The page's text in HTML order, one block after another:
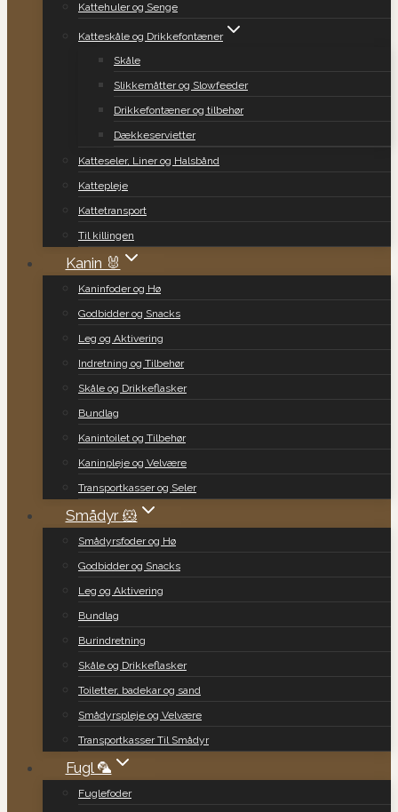
Kattehuler og Senge
Katteskåle og Drikkefontæner
Skåle
Slikkemåtter og Slowfeeder
Drikkefontæner og tilbehør
Dækkeservietter
Katteseler, Liner og Halsbånd
Kattepleje
Kattetransport
Til killingen
Kanin 🐰
Kaninfoder og Hø
Godbidder og Snacks
Leg og Aktivering
Indretning og Tilbehør
Skåle og Drikkeflasker
Bundlag
Kanintoilet og Tilbehør
Kaninpleje og Velvære
Transportkasser og Seler
Smådyr 🐹
Smådyrsfoder og Hø
Godbidder og Snacks
Leg og Aktivering
Bundlag
Burindretning
Skåle og Drikkeflasker
Toiletter, badekar og sand
Smådyrspleje og Velvære
Transportkasser Til Smådyr
Fugl 🦜
Fuglefoder